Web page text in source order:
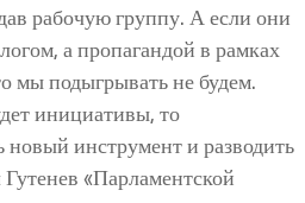
рабочую группу. А если они
а пропагандой в рамках
мы подыгрывать не будем.
инициативы, то
новый инструмент и разводить
«Парламентской